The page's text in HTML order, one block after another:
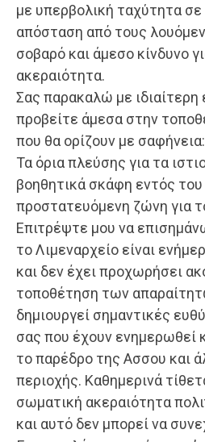
με υπερβολική ταχύτητα σε
απόσταση από τους
σοβαρό και άμεσο κίνδυνο
ακεραιότητα.
Σας παρακαλώ με
προβείτε άμεσα στην
που θα ορίζουν με σαφήνεια:
Τα όρια πλεύσης για τα
βοηθητικά σκάφη εντός
προστατευόμενη ζώνη για
Επιτρέψτε μου να
το Λιμεναρχείο είναι
και δεν έχει προχωρήσει
τοποθέτηση των
δημιουργεί σημαντικές
σας που έχουν ενημερωθεί
το παρέδρο της Ασσου και
περιοχής. Καθημερινά
σωματική ακεραιότητα
και αυτό δεν μπορεί να